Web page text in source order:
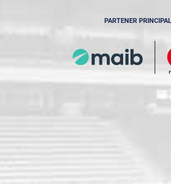
PARTENER PRINCIPAL